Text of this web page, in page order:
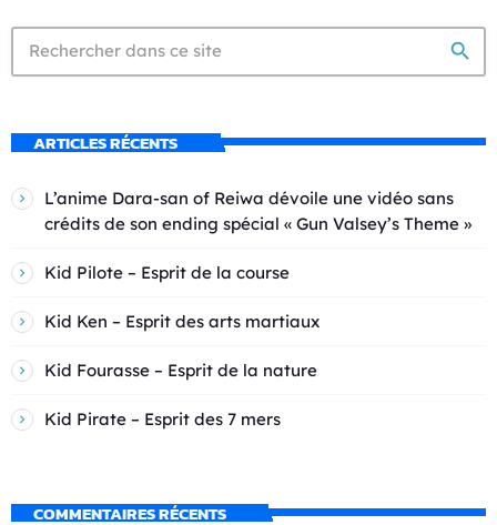
search
ARTICLES RÉCENTS
L’anime Dara-san of Reiwa dévoile une vidéo sans
crédits de son ending spécial « Gun Valsey’s Theme »
Kid Pilote – Esprit de la course
Kid Ken – Esprit des arts martiaux
Kid Fourasse – Esprit de la nature
Kid Pirate – Esprit des 7 mers
COMMENTAIRES RÉCENTS